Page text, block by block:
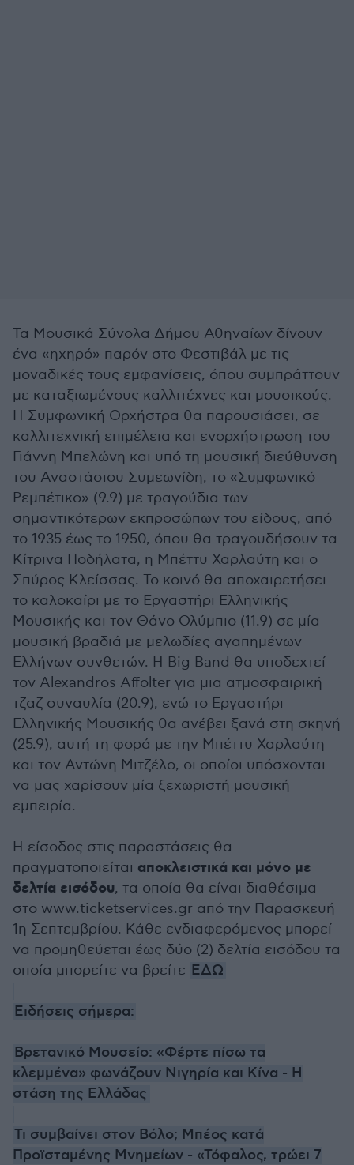
Τα Μουσικά Σύνολα Δήμου Αθηναίων δίνουν
ένα «ηχηρό» παρόν στο Φεστιβάλ με τις
μοναδικές τους εμφανίσεις, όπου συμπράττουν
με καταξιωμένους καλλιτέχνες και μουσικούς.
Η Συμφωνική Ορχήστρα θα παρουσιάσει, σε
καλλιτεχνική επιμέλεια και ενορχήστρωση του
Γιάννη Μπελώνη και υπό τη μουσική διεύθυνση
του Αναστάσιου Συμεωνίδη, το «Συμφωνικό
Ρεμπέτικο» (9.9) με τραγούδια των
σημαντικότερων εκπροσώπων του είδους, από
το 1935 έως το 1950, όπου θα τραγουδήσουν τα
Κίτρινα Ποδήλατα, η Μπέττυ Χαρλαύτη και ο
Σπύρος Κλείσσας. Το κοινό θα αποχαιρετήσει
το καλοκαίρι με το Εργαστήρι Ελληνικής
Μουσικής και τον Θάνο Ολύμπιο (11.9) σε μία
μουσική βραδιά με μελωδίες αγαπημένων
Ελλήνων συνθετών. Η Big Band θα υποδεχτεί
τον Alexandros Affolter για μια ατμοσφαιρική
τζαζ συναυλία (20.9), ενώ το Εργαστήρι
Ελληνικής Μουσικής θα ανέβει ξανά στη σκηνή
(25.9), αυτή τη φορά με την Μπέττυ Χαρλαύτη
και τον Αντώνη Μιτζέλο, οι οποίοι υπόσχονται
να μας χαρίσουν μία ξεχωριστή μουσική
εμπειρία.
Η είσοδος στις παραστάσεις θα
πραγματοποιείται αποκλειστικά και μόνο με
δελτία εισόδου, τα οποία θα είναι διαθέσιμα
στο www.ticketservices.gr από την Παρασκευή
1η Σεπτεμβρίου. Κάθε ενδιαφερόμενος μπορεί
να προμηθεύεται έως δύο (2) δελτία εισόδου τα
οποία μπορείτε να βρείτε ΕΔΩ
Ειδήσεις σήμερα:
Βρετανικό Μουσείο: «Φέρτε πίσω τα
κλεμμένα» φωνάζουν Νιγηρία και Κίνα - Η
στάση της Ελλάδας
Τι συμβαίνει στον Βόλο; Μπέος κατά
Προϊσταμένης Μνημείων - «Τόφαλος, τρώει 7